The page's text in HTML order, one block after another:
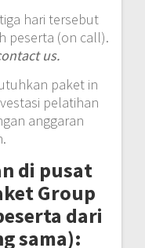
hari tersebut
peserta (on call).
us.
paket in
pelatihan
anggaran
di pusat
Group
dari
sama):